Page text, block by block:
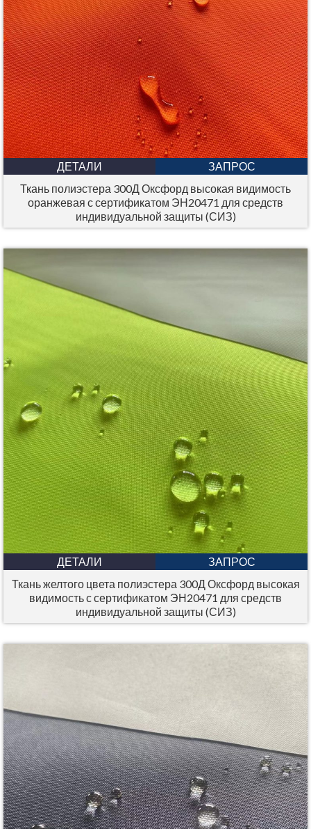
ДЕТАЛИ
ЗАПРОС
Ткань полиэстера 300Д Оксфорд высокая видимость
оранжевая с сертификатом ЭН20471 для средств
индивидуальной защиты (СИЗ)
ДЕТАЛИ
ЗАПРОС
Ткань желтого цвета полиэстера 300Д Оксфорд высокая
видимость с сертификатом ЭН20471 для средств
индивидуальной защиты (СИЗ)